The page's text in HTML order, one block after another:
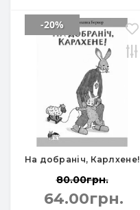
На добраніч, Карлхене!
-20%
80.00грн.
64.00грн.